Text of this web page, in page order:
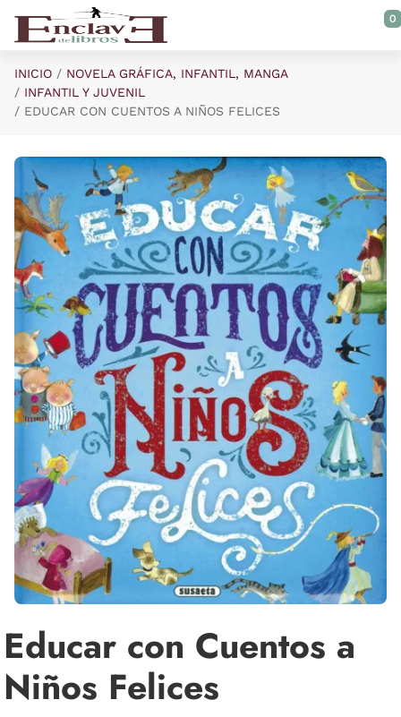
Saltar al contenido principal
0
INICIO
NOVELA GRÁFICA, INFANTIL, MANGA
INFANTIL Y JUVENIL
EDUCAR CON CUENTOS A NIÑOS FELICES
Educar con Cuentos a
Niños Felices